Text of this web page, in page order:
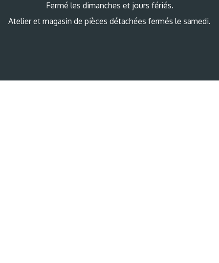
Fermé les dimanches et jours fériés.
Atelier et magasin de pièces détachées fermés le samedi.